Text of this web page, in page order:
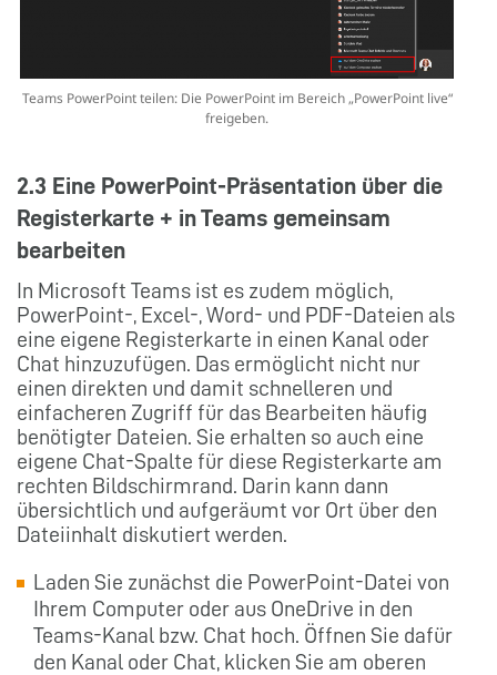
Teams PowerPoint teilen: Die PowerPoint im Bereich „PowerPoint live“
freigeben.
2.3 Eine PowerPoint-Präsentation über die
Registerkarte + in Teams gemeinsam
bearbeiten
In Microsoft Teams ist es zudem möglich,
PowerPoint-, Excel-, Word- und PDF-Dateien als
eine eigene Registerkarte in einen Kanal oder
Chat hinzuzufügen. Das ermöglicht nicht nur
einen direkten und damit schnelleren und
einfacheren Zugriff für das Bearbeiten häufig
benötigter Dateien. Sie erhalten so auch eine
eigene Chat-Spalte für diese Registerkarte am
rechten Bildschirmrand. Darin kann dann
übersichtlich und aufgeräumt vor Ort über den
Dateiinhalt diskutiert werden.
Laden Sie zunächst die PowerPoint-Datei von
Ihrem Computer oder aus OneDrive in den
Teams-Kanal bzw. Chat hoch. Öffnen Sie dafür
den Kanal oder Chat, klicken Sie am oberen